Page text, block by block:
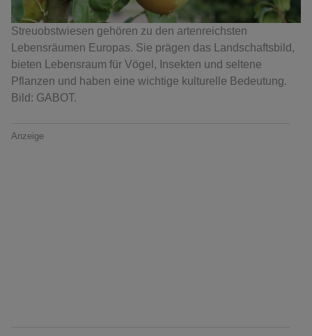
Streuobstwiesen gehören zu den artenreichsten
Lebensräumen Europas. Sie prägen das Landschaftsbild,
bieten Lebensraum für Vögel, Insekten und seltene
Pflanzen und haben eine wichtige kulturelle Bedeutung.
Bild: GABOT.
Anzeige